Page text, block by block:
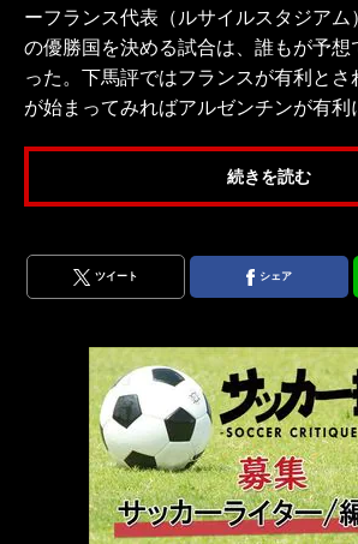
ーフランス代表（ルサイルスタジア
の優勝国を決める試合は、誰もが予想
った。下馬評ではフランスが有利とさ
が始まってみればアルゼンチンが有
続きを読む
ツイート シェア